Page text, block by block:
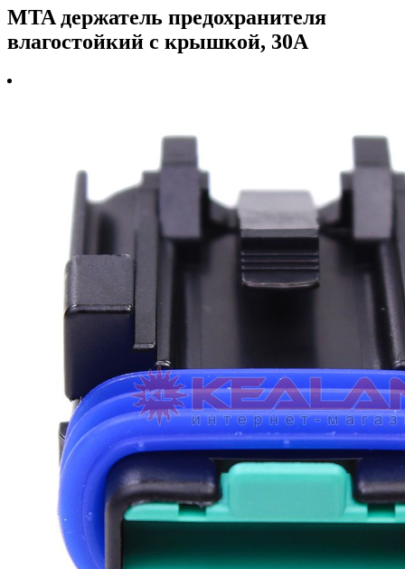
MTA держатель предохранителя
влагостойкий с крышкой, 30A